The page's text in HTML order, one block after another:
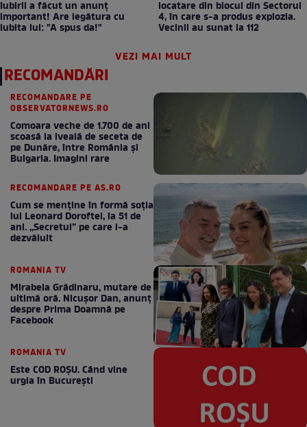
Iubirii a făcut un anunț
important! Are legătura cu
iubita lui: "A spus da!"
locatare din blocul din Sectorul
4, în care s-a produs explozia.
Vecinii au sunat la 112
VEZI MAI MULT
RECOMANDĂRI
RECOMANDARE PE
OBSERVATORNEWS.RO
Comoara veche de 1.700 de ani
scoasă la iveală de seceta de
pe Dunăre, între România şi
Bulgaria. Imagini rare
RECOMANDARE PE AS.RO
Cum se menţine în formă soţia
lui Leonard Doroftei, la 51 de
ani. „Secretul” pe care l-a
dezvăluit
ROMANIA TV
Mirabela Grădinaru, mutare de
ultimă oră. Nicuşor Dan, anunţ
despre Prima Doamnă pe
Facebook
ROMANIA TV
Este COD ROŞU. Când vine
urgia în Bucureşti